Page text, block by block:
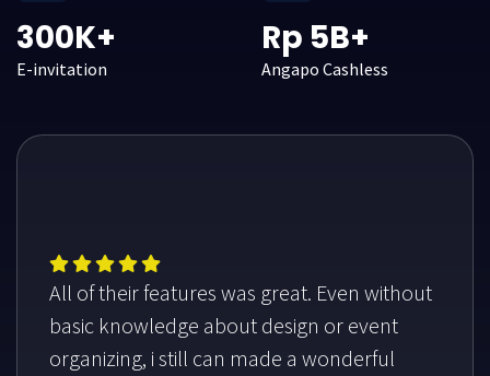
300K+
E-invitation
Rp 5B+
Angapo Cashless
All of their features was great. Even without
basic knowledge about design or event
organizing, i still can made a wonderful